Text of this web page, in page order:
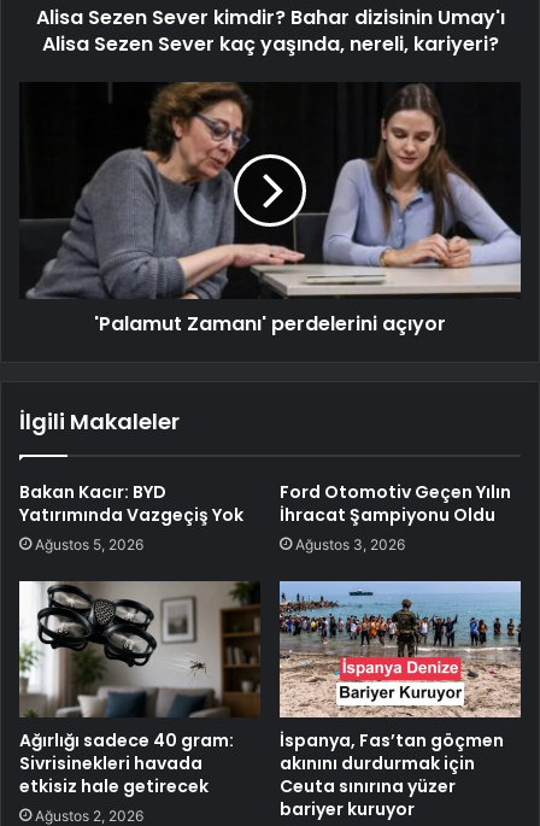
Alisa Sezen Sever kimdir? Bahar dizisinin Umay'ı
Alisa Sezen Sever kaç yaşında, nereli, kariyeri?
'Palamut Zamanı' perdelerini açıyor
İlgili Makaleler
Bakan Kacır: BYD
Yatırımında Vazgeçiş Yok
Ağustos 5, 2026
Ford Otomotiv Geçen Yılın
İhracat Şampiyonu Oldu
Ağustos 3, 2026
Ağırlığı sadece 40 gram:
Sivrisinekleri havada
etkisiz hale getirecek
Ağustos 2, 2026
İspanya, Fas’tan göçmen
akınını durdurmak için
Ceuta sınırına yüzer
bariyer kuruyor